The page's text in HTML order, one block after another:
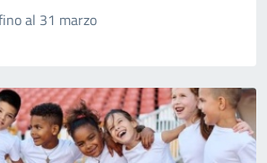
al 31 marzo